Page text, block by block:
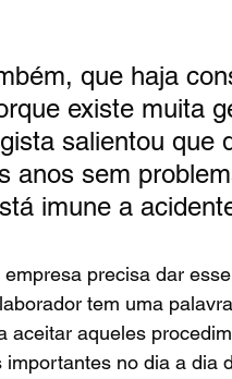
que haja
existe muita
salientou que
anos sem
imune a
empresa precisa dar
tem uma
aceitar aqueles
importantes no dia a dia